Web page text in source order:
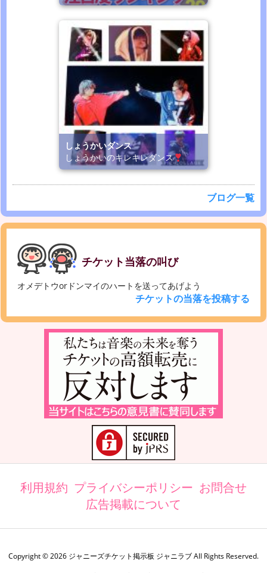
しょうかいダンス
しょうかいのキレキレダンス
ブログ一覧
チケット当落の叫び
オメデトウorドンマイのハートを送ってあげよう
チケットの当落を投稿する
利用規約 プライバシーポリシー お問合せ
広告掲載について
Copyright ©2026 ジャニーズチケット掲示板 ジャニラブAll Rights Reserved.